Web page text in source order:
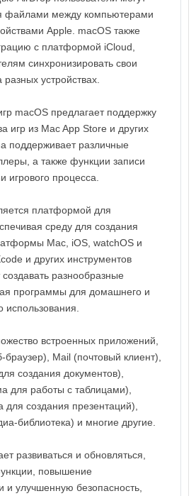
файлами между компьютерами
Apple. macOS также
с платформой iCloud,
синхронизировать свои
устройствах.
macOS предлагает поддержку
игр из Mac App Store и других
поддерживает различные
а также функции записи
игрового процесса.
платформой для
среду для создания
Mac, iOS, watchOS и
и других инструментов
создавать разнообразные
программы для домашнего и
использования.
встроенных приложений,
браузер), Mail (почтовый клиент),
создания документов),
для работы с таблицами),
для создания презентаций),
библиотека) и многие другие.
развиваться и обновляться,
повышение
и улучшенную безопасность,